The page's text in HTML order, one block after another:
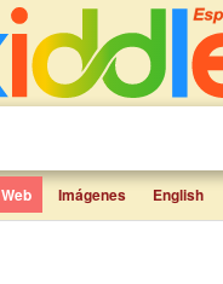
Web Imágenes English